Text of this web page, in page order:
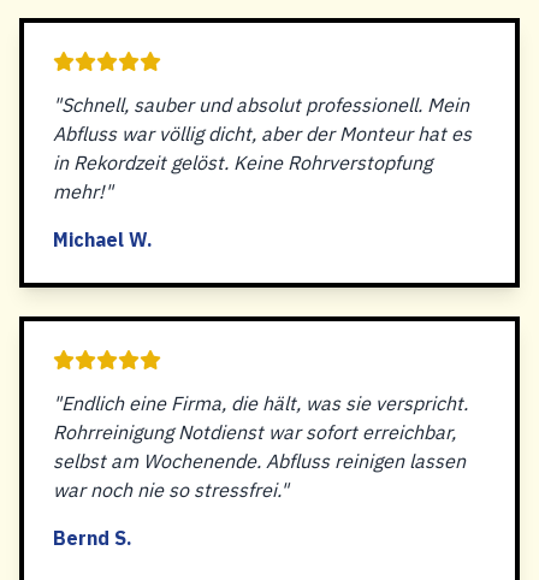
"Schnell, sauber und absolut professionell. Mein
Abfluss war völlig dicht, aber der Monteur hat es
in Rekordzeit gelöst. Keine Rohrverstopfung
mehr!"
Michael W.
"Endlich eine Firma, die hält, was sie verspricht.
Rohrreinigung Notdienst war sofort erreichbar,
selbst am Wochenende. Abfluss reinigen lassen
war noch nie so stressfrei."
Bernd S.